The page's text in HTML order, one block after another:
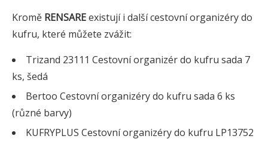
Kromě RENSAREexistují i další cestovní organizéry do
kufru, které můžete zvážit:
Trizand 23111 Cestovní organizér do kufru sada 7
ks, šedá
Bertoo Cestovní organizéry do kufru sada 6 ks
(různé barvy)
KUFRYPLUS Cestovní organizéry do kufru LP13752